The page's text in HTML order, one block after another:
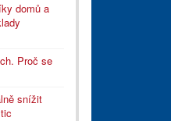
domů a
Proč se
snížit